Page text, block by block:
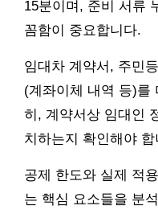
15분이며, 준비 서류
꼼함이 중요합니다.
임대차 계약서, 주민
(계좌이체 내역 등)를
히, 계약서상 임대인
치하는지 확인해야 합
공제 한도와 실제 적
는 핵심 요소들을 분